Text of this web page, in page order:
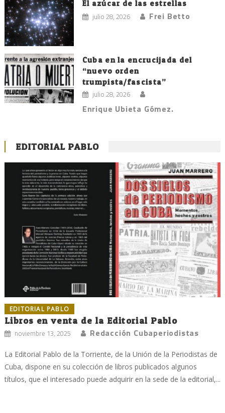
El azúcar de las estrellas
julio 28, 2026 Frei Betto
Cuba en la encrucijada del
“nuevo orden
trumpista/fascista”
julio 28, 2026
Enrique Ubieta Gómez.
EDITORIAL PABLO
EDITORIAL PABLO
Libros en venta de la Editorial Pablo
noviembre 13, 2025 Redacción Cubaperiodistas
La Editorial Pablo de la Torriente, de la Unión de la Periodistas de
Cuba, dispone en su colección de libros publicados algunos
títulos, que el interesado puede adquirir en la sede de la editorial,...